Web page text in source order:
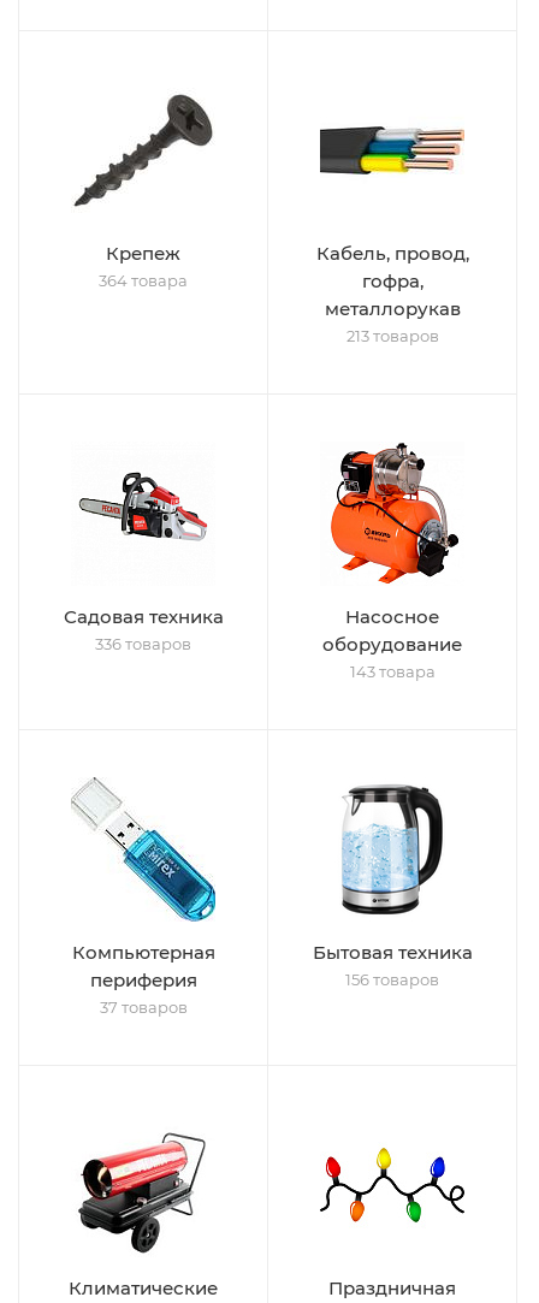
Крепеж
364 товара
Кабель, провод,
гофра,
металлорукав
213 товаров
Садовая техника
336 товаров
Насосное
оборудование
143 товара
Компьютерная
периферия
37 товаров
Бытовая техника
156 товаров
Климатические
Праздничная